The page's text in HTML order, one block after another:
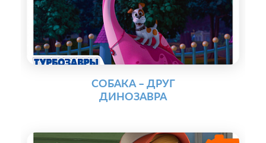
СОБАКА – ДРУГ
ДИНОЗАВРА